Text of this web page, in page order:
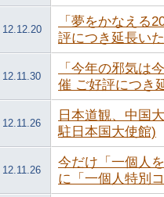
12.12.20
「夢をかなえる
評につき延長い
12.11.30
「今年の邪気は
催 ご好評につき
12.11.26
日本道観、中国
駐日本国大使館)
12.11.26
今だけ「一個人
に「一個人特別